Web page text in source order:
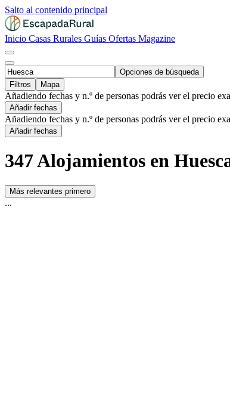
Salto al contenido principal
Inicio Casas Rurales Guías Ofertas Magazine
Opciones de búsqueda
Filtros
Mapa
Añadiendo fechas y n.º de personas podrás ver el precio
Añadir fechas
Añadiendo fechas y n.º de personas podrás ver el precio
Añadir fechas
347 Alojamientos en
Más relevantes primero
...